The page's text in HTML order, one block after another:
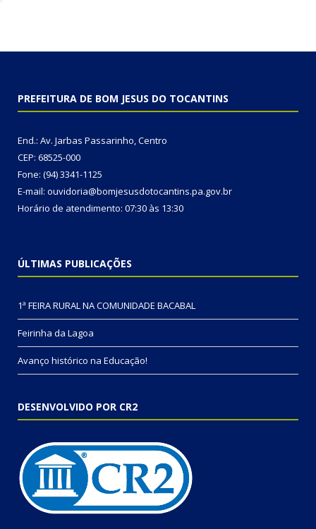
PREFEITURA DE BOM JESUS DO TOCANTINS
End.: Av. Jarbas Passarinho, Centro
CEP: 68525-000
Fone: (94) 3341-1125
E-mail: ouvidoria@bomjesusdotocantins.pa.gov.br
Horário de atendimento: 07:30 às 13:30
ÚLTIMAS PUBLICAÇÕES
1ª FEIRA RURAL NA COMUNIDADE BACABAL
Feirinha da Lagoa
Avanço histórico na Educação!
DESENVOLVIDO POR CR2